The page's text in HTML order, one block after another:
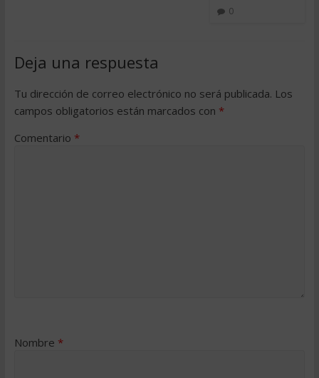
0
Deja una respuesta
Tu dirección de correo electrónico no será publicada. Los
campos obligatorios están marcados con *
Comentario *
Nombre *